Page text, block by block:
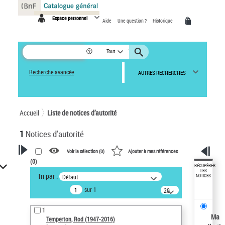
Espace personnel Aide Une question ? Historique
Tout
Recherche avancée AUTRES RECHERCHES
Accueil Liste de notices d’autorité
1 Notices d'autorité
VOTRE RECHERCHE
Recherche avancée dans les
notices d’autorité
Œuvres liées à l'auteur :
Temperton, Rod (1947-2016)
Voir la sélection (0) Ajouter à mes références
(0)
Tri par : Défaut
sur 1
20
résultats/page
1
Temperton, Rod (1947-2016)
RÉCUPÉRER
LES
NOTICES
Ma
Panneau de gestion des cookies